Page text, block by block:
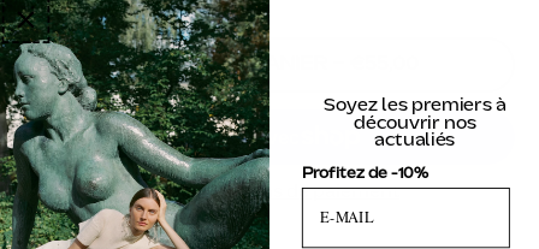
AJOUTER AU PANIER
Plus de moyens de paiement
Soyez les premiers à
découvrir nos
actualiés
Profitez de -10%